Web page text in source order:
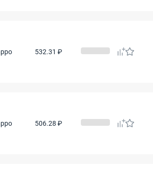
532.31 ₽
506.28 ₽